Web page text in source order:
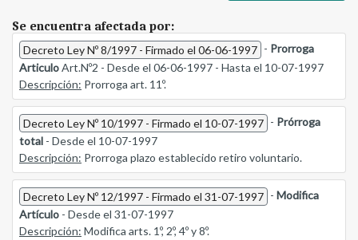
Se encuentra afectada por:
Decreto Ley Nº 8/1997 - Firmado el 06-06-1997 - Prorroga
ArticuloArt.Nº2 - Desde el 06-06-1997 - Hasta el 10-07-1997
Descripción: Prorroga art. 11º.
Decreto Ley Nº 10/1997 - Firmado el 10-07-1997 - Prórroga
total - Desde el 10-07-1997
Descripción: Prorroga plazo establecido retiro voluntario.
Decreto Ley Nº 12/1997 - Firmado el 31-07-1997 - Modifica
Artículo - Desde el 31-07-1997
Descripción: Modifica arts. 1º, 2º, 4º y 8º.